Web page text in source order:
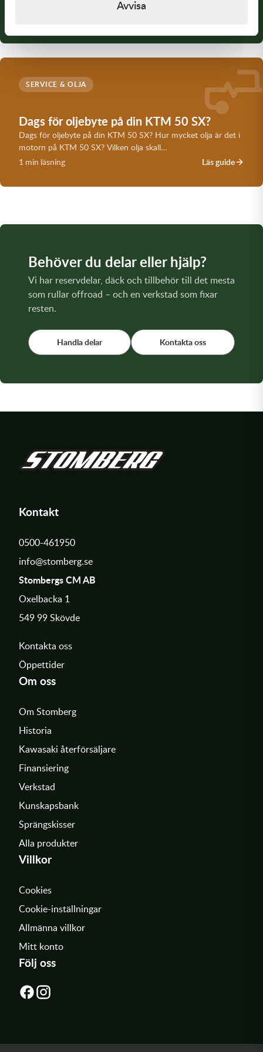
Avvisa
viktig komponent för optimal körning är…
SERVICE & OLJA
Dags för oljebyte på din KTM 50 SX?
Dags för oljebyte på din KTM 50 SX? Hur mycket olja är det i
motorn på KTM 50 SX? Vilken olja skall…
1 min läsning
Läs guide
Behöver du delar eller hjälp?
Vi har reservdelar, däck och tillbehör till det mesta
som rullar offroad – och en verkstad som fixar
resten.
Handla delar Kontakta oss
Kontakt
0500-461950
info@stomberg.se
Stombergs CM AB
Oxelbacka 1
549 99 Skövde
Kontakta oss
Öppettider
Om oss
Om Stomberg
Historia
Kawasaki återförsäljare
Finansiering
Verkstad
Kunskapsbank
Sprängskisser
Alla produkter
Villkor
Cookies
Cookie-inställningar
Allmänna villkor
Mitt konto
Följ oss